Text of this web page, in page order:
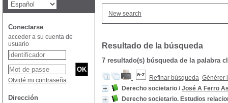
New search
Resultado de la búsqueda
7 resultado(s) búsqueda de la palabra
Refinar búsqueda Générer
Derecho societario / José A Ferro
Derecho societario. Estudios
Conectarse
acceder a su cuenta de
usuario
Olvidé mi contraseña
Dirección